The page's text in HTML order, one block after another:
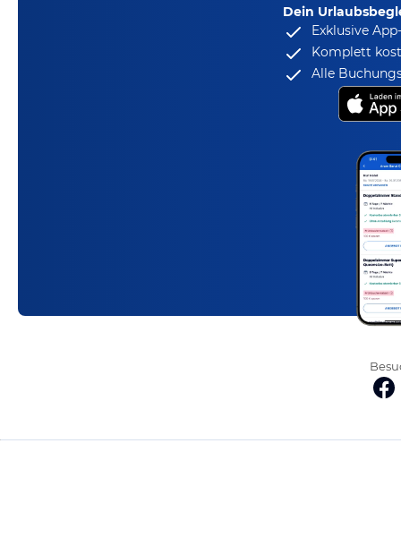
Dein
Exklusive
Komplett
Alle